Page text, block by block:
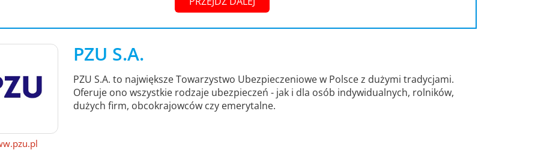
PZU S.A.
PZU S.A. to największe Towarzystwo Ubezpieczeniowe w Polsce z dużymi tradycjami.
Oferuje ono wszystkie rodzaje ubezpieczeń - jak i dla osób indywidualnych, rolników,
dużych firm, obcokrajowców czy emerytalne.